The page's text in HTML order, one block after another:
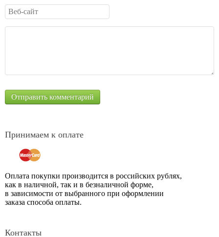
Принимаем к оплате
Оплата покупки производится в российских рублях,
как в наличной, так и в безналичной форме,
в зависимости от выбранного при оформлении
заказа способа оплаты.
Контакты